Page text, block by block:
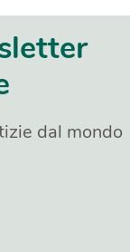
dal mondo